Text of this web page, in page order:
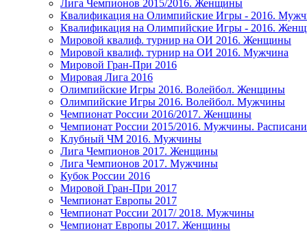
Лига Чемпионов 2015/2016. Женщины
Квалификация на Олимпийские Игры - 2016.
Квалификация на Олимпийские Игры - 2016.
Мировой квалиф. турнир на ОИ 2016. Женщины
Мировой квалиф. турнир на ОИ 2016. Мужчина
Мировой Гран-При 2016
Мировая Лига 2016
Олимпийские Игры 2016. Волейбол. Женщины
Олимпийские Игры 2016. Волейбол. Мужчины
Чемпионат России 2016/2017. Женщины
Чемпионат России 2015/2016. Мужчины.
Клубный ЧМ 2016. Мужчины
Лига Чемпионов 2017. Женщины
Лига Чемпионов 2017. Мужчины
Кубок России 2016
Мировой Гран-При 2017
Чемпионат Европы 2017
Чемпионат России 2017/ 2018. Мужчины
Чемпионат Европы 2017. Женщины